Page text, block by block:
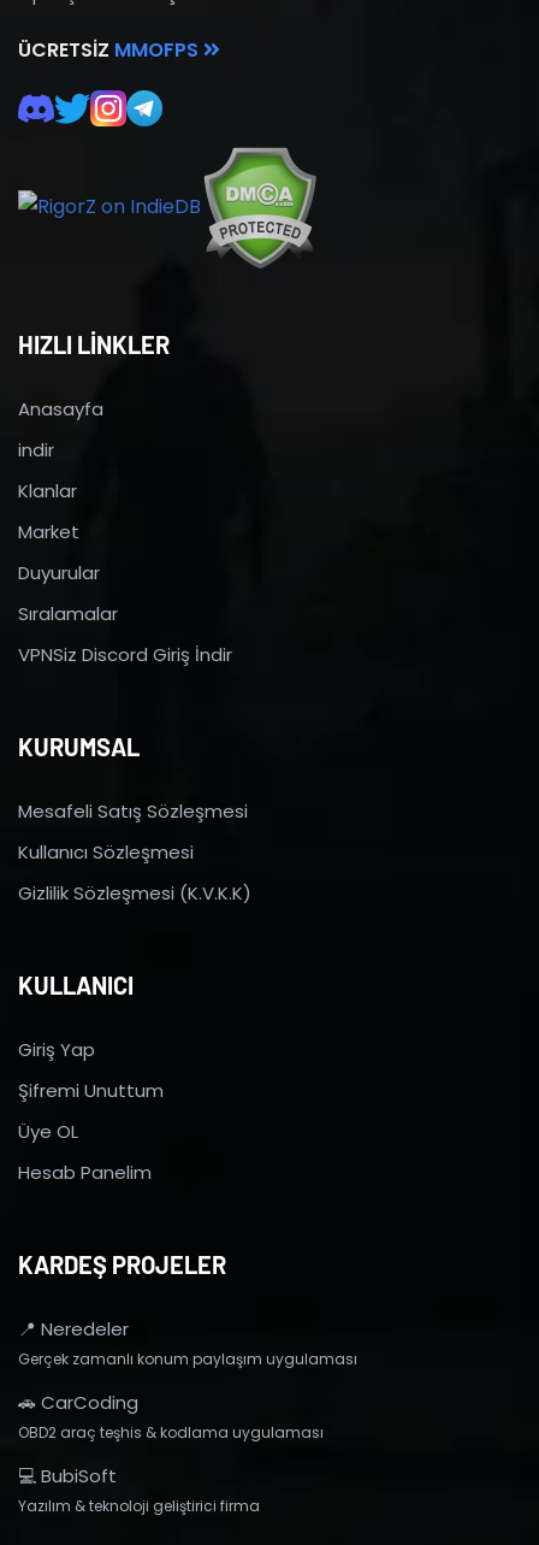
ÜCRETSIZ MMOFPS
HIZLI LİNKLER
Anasayfa
indir
Klanlar
Market
Duyurular
Sıralamalar
VPNSiz Discord Giriş İndir
KURUMSAL
Mesafeli Satış Sözleşmesi
Kullanıcı Sözleşmesi
Gizlilik Sözleşmesi (K.V.K.K)
KULLANICI
Giriş Yap
Şifremi Unuttum
Üye OL
Hesab Panelim
KARDEŞ PROJELER
📍 Neredeler
Gerçek zamanlı konum paylaşım uygulaması
🚗 CarCoding
OBD2 araç teşhis & kodlama uygulaması
💻 BubiSoft
Yazılım & teknoloji geliştirici firma